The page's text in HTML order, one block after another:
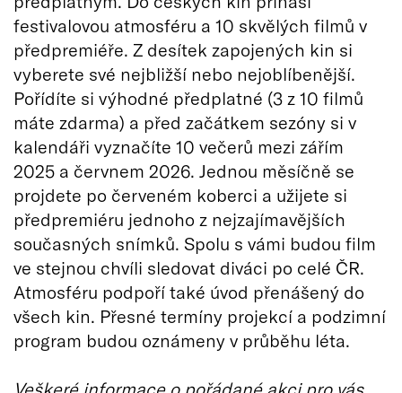
festivalovou atmosféru a 10 skvělých filmů v
předpremiéře. Z desítek zapojených kin si
vyberete své nejbližší nebo nejoblíbenější.
Pořídíte si výhodné předplatné (3 z 10 filmů
máte zdarma) a před začátkem sezóny si v
kalendáři vyznačíte 10 večerů mezi zářím
2025 a červnem 2026. Jednou měsíčně se
projdete po červeném koberci a užijete si
předpremiéru jednoho z nejzajímavějších
současných snímků. Spolu s vámi budou film
ve stejnou chvíli sledovat diváci po celé ČR.
Atmosféru podpoří také úvod přenášený do
všech kin. Přesné termíny projekcí a podzimní
program budou oznámeny v průběhu léta.
Veškeré informace o pořádané akci pro vás